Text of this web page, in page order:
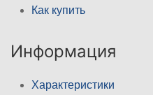
Как купить
Информация
Характеристики